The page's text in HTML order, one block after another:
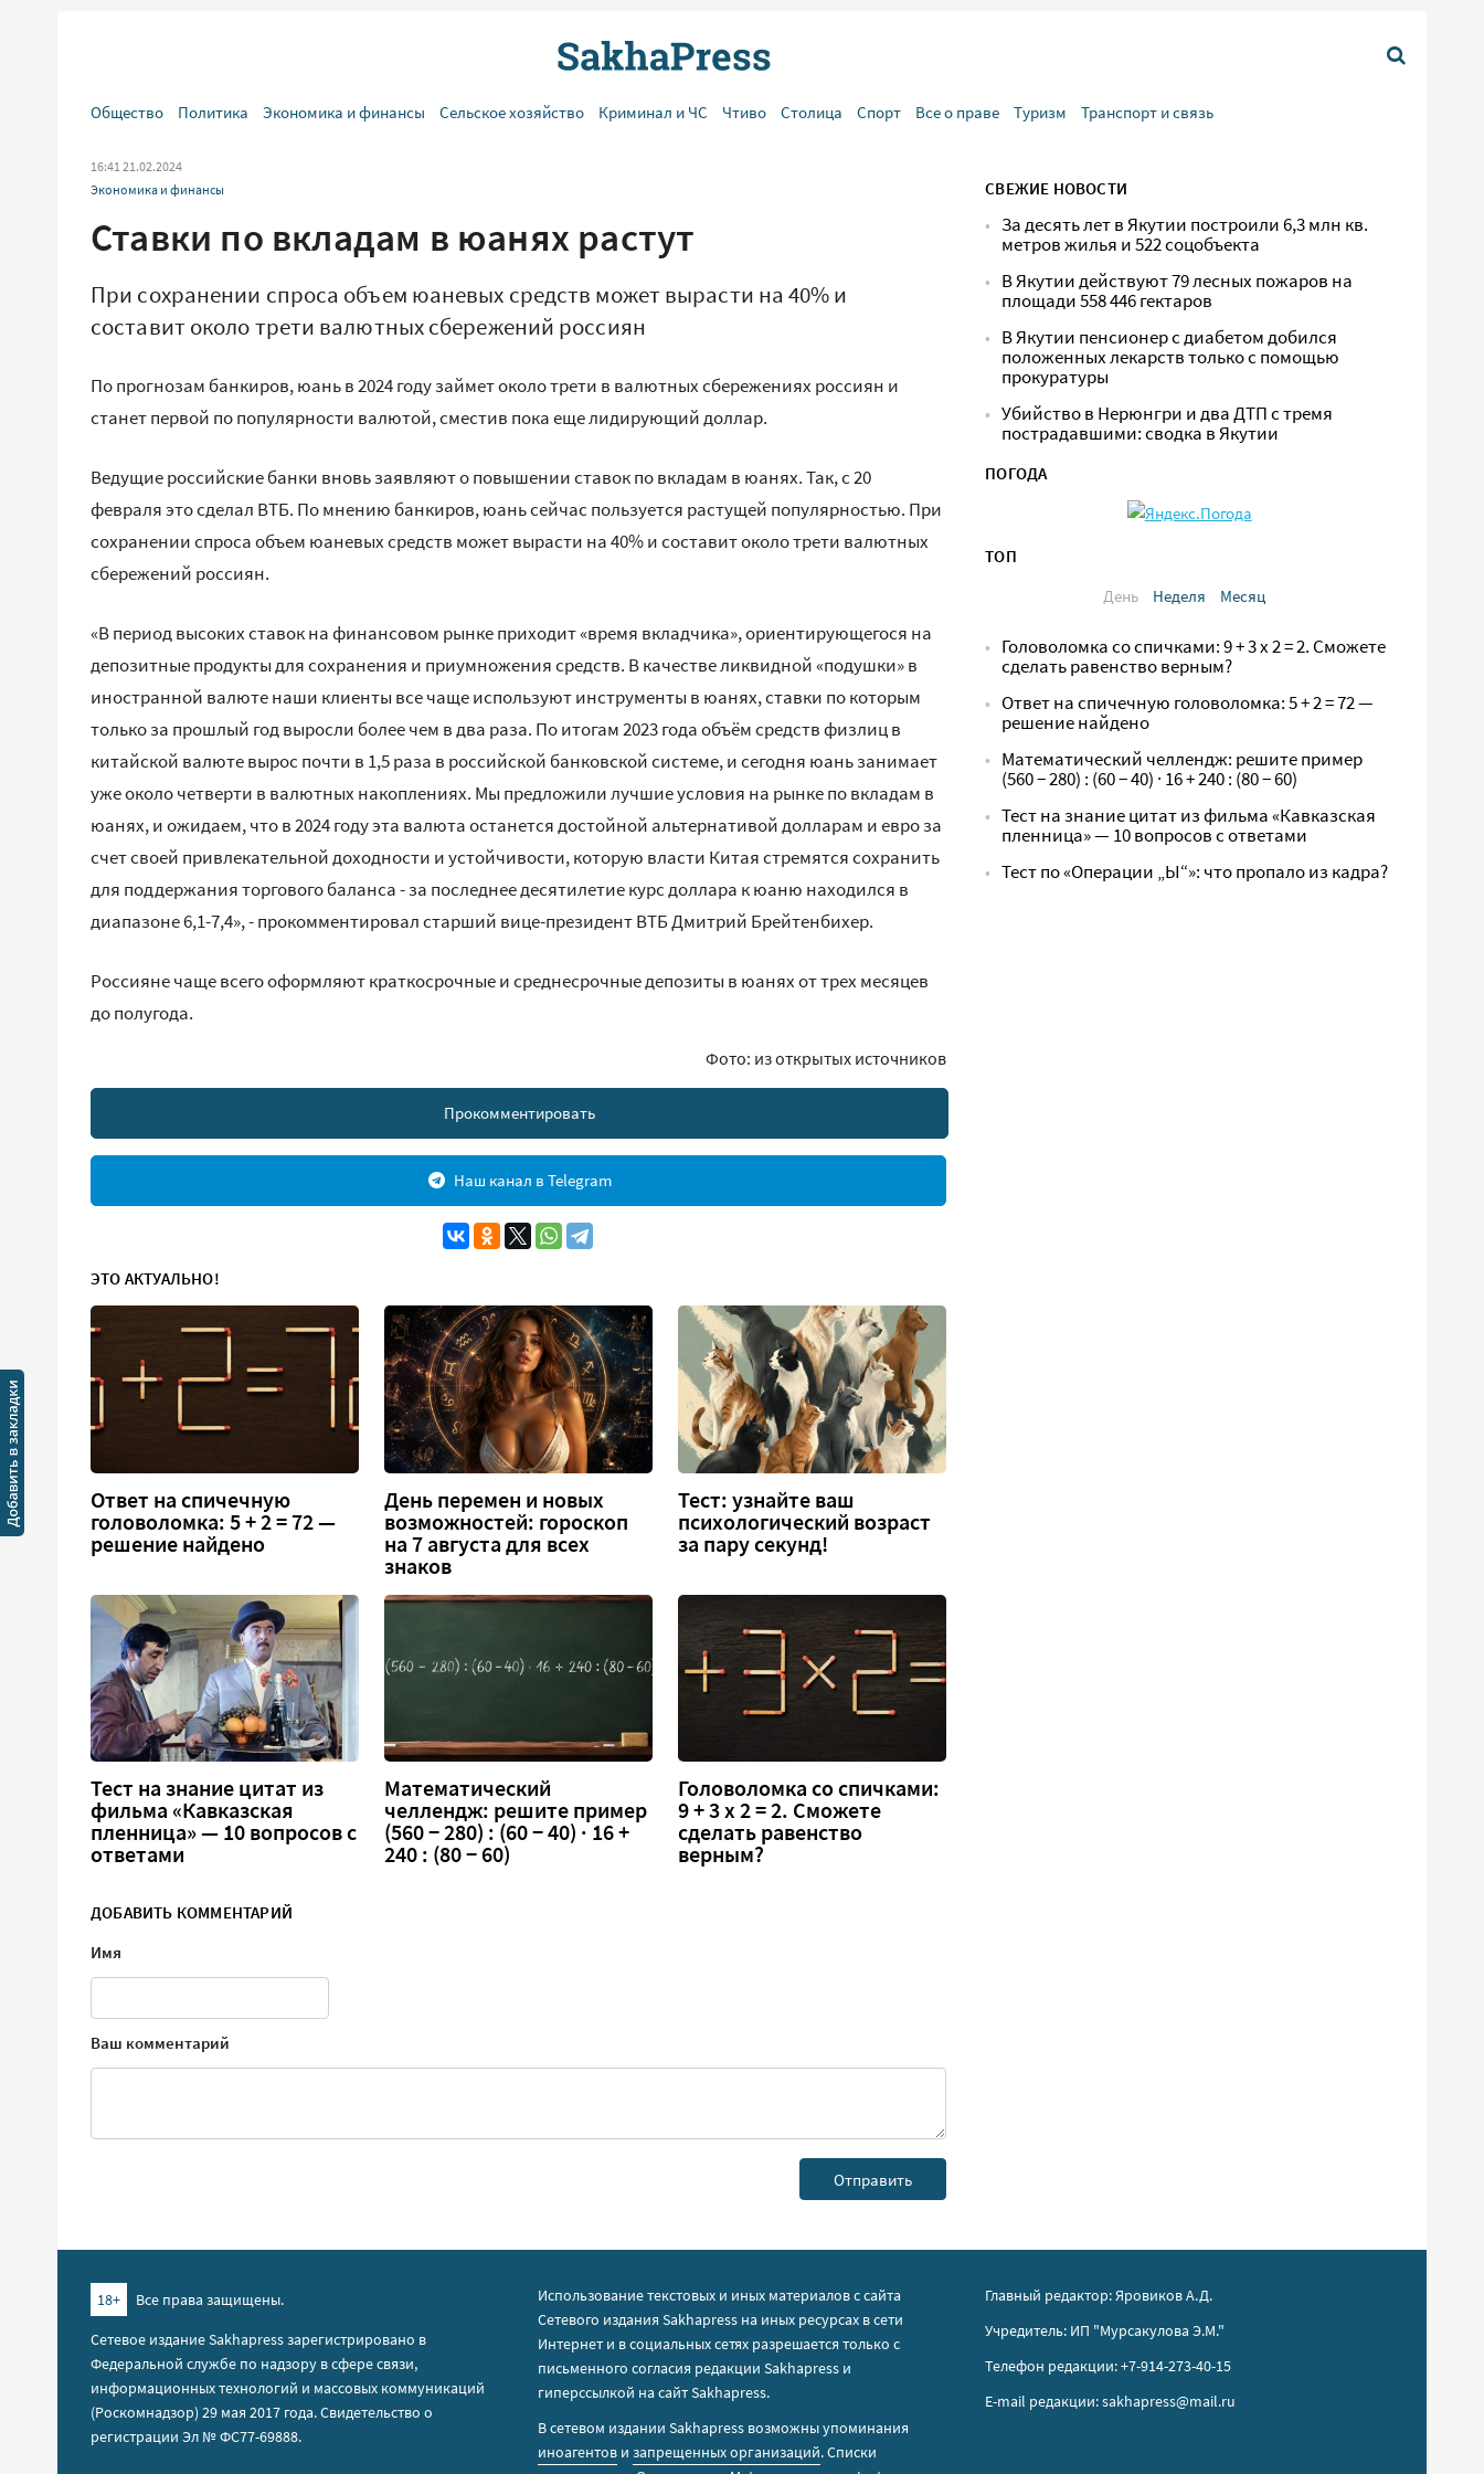
Общество Политика Экономика и финансы Сельское хозяйство Криминал и ЧС Чтиво Столица Спорт Все о праве Туризм Транспорт и связь
16:41 21.02.2024
Экономика и финансы
Ставки по вкладам в юанях растут
При сохранении спроса объем юаневых средств может вырасти на 40% и
составит около трети валютных сбережений россиян
По прогнозам банкиров, юань в 2024 году займет около трети в валютных сбережениях россиян и
станет первой по популярности валютой, сместив пока еще лидирующий доллар.
Ведущие российские банки вновь заявляют о повышении ставок по вкладам в юанях. Так, с 20
февраля это сделал ВТБ. По мнению банкиров, юань сейчас пользуется растущей популярностью. При
сохранении спроса объем юаневых средств может вырасти на 40% и составит около трети валютных
сбережений россиян.
«В период высоких ставок на финансовом рынке приходит «время вкладчика», ориентирующегося на
депозитные продукты для сохранения и приумножения средств. В качестве ликвидной «подушки» в
иностранной валюте наши клиенты все чаще используют инструменты в юанях, ставки по которым
только за прошлый год выросли более чем в два раза. По итогам 2023 года объём средств физлиц в
китайской валюте вырос почти в 1,5 раза в российской банковской системе, и сегодня юань занимает
уже около четверти в валютных накоплениях. Мы предложили лучшие условия на рынке по вкладам в
юанях, и ожидаем, что в 2024 году эта валюта останется достойной альтернативой долларам и евро за
счет своей привлекательной доходности и устойчивости, которую власти Китая стремятся сохранить
для поддержания торгового баланса - за последнее десятилетие курс доллара к юаню находился в
диапазоне 6,1-7,4», - прокомментировал старший вице-президент ВТБ Дмитрий Брейтенбихер.
Россияне чаще всего оформляют краткосрочные и среднесрочные депозиты в юанях от трех месяцев
до полугода.
Фото: из открытых источников
Прокомментировать
Наш канал в Telegram
ЭТО АКТУАЛЬНО!
Ответ на спичечную
головоломка: 5 + 2 = 72 —
решение найдено
День перемен и новых
возможностей: гороскоп
на 7 августа для всех
знаков
Тест: узнайте ваш
психологический возраст
за пару секунд!
Тест на знание цитат из
фильма «Кавказская
пленница» — 10 вопросов с
ответами
Математический
челлендж: решите пример
(560 − 280) : (60 − 40) · 16 +
240 : (80 − 60)
Головоломка со спичками:
9 + 3 х 2 = 2. Сможете
сделать равенство
верным?
ДОБАВИТЬ КОММЕНТАРИЙ
Имя
Ваш комментарий
СВЕЖИЕ НОВОСТИ
За десять лет в Якутии построили 6,3 млн кв.
метров жилья и 522 соцобъекта
В Якутии действуют 79 лесных пожаров на
площади 558 446 гектаров
В Якутии пенсионер с диабетом добился
положенных лекарств только с помощью
прокуратуры
Убийство в Нерюнгри и два ДТП с тремя
пострадавшими: сводка в Якутии
ПОГОДА
ТОП
День
Неделя Месяц
Головоломка со спичками: 9 + 3 х 2 = 2. Сможете
сделать равенство верным?
Ответ на спичечную головоломка: 5 + 2 = 72 —
решение найдено
Математический челлендж: решите пример
(560 − 280) : (60 − 40) · 16 + 240 : (80 − 60)
Тест на знание цитат из фильма «Кавказская
пленница» — 10 вопросов с ответами
Тест по «Операции „Ы“»: что пропало из кадра?
18+
Все права защищены.
Сетевое издание Sakhapress зарегистрировано в
Федеральной службе по надзору в сфере связи,
информационных технологий и массовых коммуникаций
(Роскомнадзор) 29 мая 2017 года. Свидетельство о
регистрации Эл № ФС77-69888.
Использование текстовых и иных материалов с сайта
Сетевого издания Sakhapress на иных ресурсах в сети
Интернет и в социальных сетях разрешается только с
письменного согласия редакции Sakhapress и
гиперссылкой на сайт Sakhapress.
В сетевом издании Sakhapress возможны упоминания
иноагентов изапрещенных организаций. Списки
Главный редактор: Яровиков А.Д.
Учредитель: ИП "Мурсакулова Э.М."
Телефон редакции: +7-914-273-40-15
E-mail редакции: sakhapress@mail.ru